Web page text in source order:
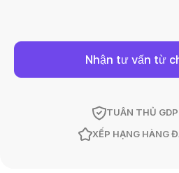
Nhận tư vấn từ
TUÂN THỦ
XẾP HẠNG HÀNG